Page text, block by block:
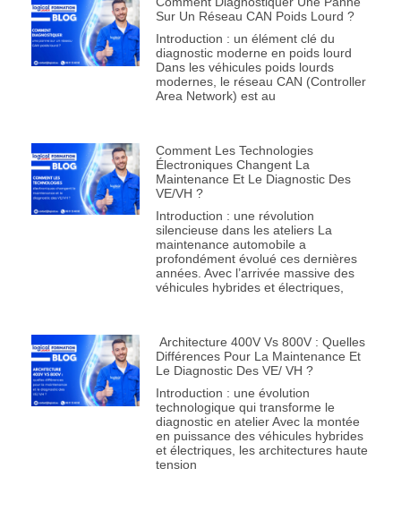
Sur Un Réseau CAN Poids Lourd ?
Introduction : un élément clé du
diagnostic moderne en poids lourd
Dans les véhicules poids lourds
modernes, le réseau CAN (Controller
Area Network) est au
Comment Les Technologies
Électroniques Changent La
Maintenance Et Le Diagnostic Des
VE/VH ?
Introduction : une révolution
silencieuse dans les ateliers La
maintenance automobile a
profondément évolué ces dernières
années. Avec l’arrivée massive des
véhicules hybrides et électriques,
Architecture 400V Vs 800V : Quelles
Différences Pour La Maintenance Et
Le Diagnostic Des VE/ VH ?
Introduction : une évolution
technologique qui transforme le
diagnostic en atelier Avec la montée
en puissance des véhicules hybrides
et électriques, les architectures haute
tension